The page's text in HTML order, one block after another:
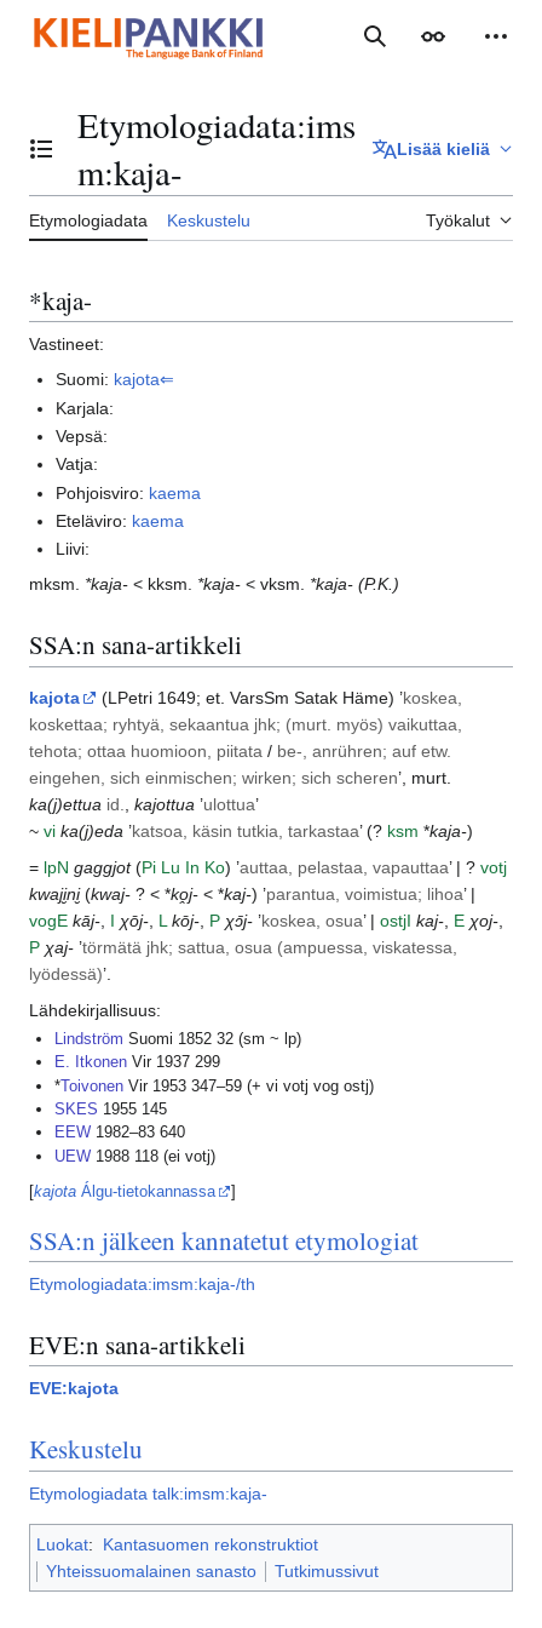
sisältöön
Haku Ulkoasu
Vaihda sisällysluettelo
Etymologiadata:ims
m:kaja-
Lisää kieliä
Etymologiadata Keskustelu Työkalut
*kaja-
Vastineet:
Suomi: kajota⇐
Karjala:
Vepsä:
Vatja:
Pohjoisviro: kaema
Eteläviro: kaema
Liivi:
mksm. *kaja- < kksm. *kaja- < vksm. *kaja- (P.K.)
SSA:n sana-artikkeli
kajota (LPetri 1649; et. VarsSm Satak Häme) ’koskea,
koskettaa; ryhtyä, sekaantua jhk; (murt. myös) vaikuttaa,
tehota; ottaa huomioon, piitata / be-, anrühren; auf etw.
eingehen, sich einmischen; wirken; sich scheren’, murt.
ka(j)ettua id. kajottua ’ulottua’
~ vi ka(j)eda ’katsoa, käsin tutkia, tarkastaa’ (? ksm *kaja-)
= lpN gaggjot(Pi Lu In Ko) ’auttaa, pelastaa, vapauttaa’ | ? votj
kwaji̮ni̮(kwaj- ? < *ko̭j- < *kaj-) ’parantua, voimistua; lihoa’ |
vogE kāj- I χōj- L kōj- P χɔ̄j- ’koskea, osua’ | ostjI kaj- E χoj-
P χaj- ’törmätä jhk; sattua, osua (ampuessa, viskatessa,
lyödessä)’.
Lähdekirjallisuus:
Lindström Suomi 1852 32 (sm ~ lp)
E. ItkonenVir 1937 299
*ToivonenVir 1953 347–59 (+ vi votj vog ostj)
SKES 1955 145
EEW1982–83 640
UEW1988 118 (ei votj)
[kajota Álgu-tietokannassa ]
SSA:n jälkeen kannatetut etymologiat
Etymologiadata:imsm:kaja-/th
EVE:n sana-artikkeli
EVE:kajota
Keskustelu
Etymologiadata talk:imsm:kaja-
Luokat:
Kantasuomen rekonstruktiot
Yhteissuomalainen sanasto
Tutkimussivut